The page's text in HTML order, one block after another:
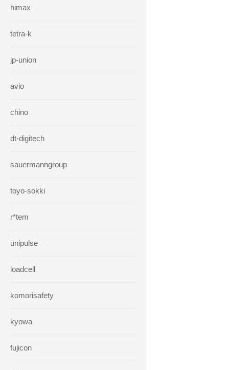
himax
tetra-k
jp-union
avio
chino
dt-digitech
sauermanngroup
toyo-sokki
r*tem
unipulse
loadcell
komorisafety
kyowa
fujicon